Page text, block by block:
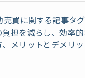
売買に関する記事タ
負担を減らし、効率
メリットとデメリ